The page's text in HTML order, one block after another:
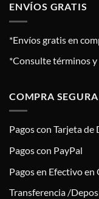
ENVÍOS GRATIS
*Envíos gratis en
*Consulte términos
COMPRA SEGURA
Pagos con Tarjeta
Pagos con PayPal
Pagos en Efectivo en
Transferencia /